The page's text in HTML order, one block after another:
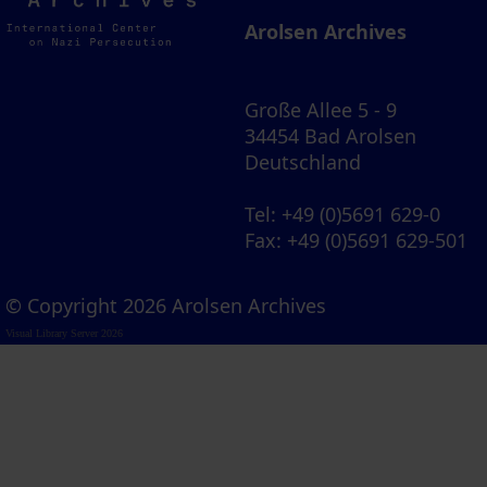
Arolsen Archives
Große Allee 5 - 9
34454 Bad Arolsen
Deutschland
Tel: +49 (0)5691 629-0
Fax: +49 (0)5691 629-501
© Copyright 2026 Arolsen Archives
Visual Library Server 2026